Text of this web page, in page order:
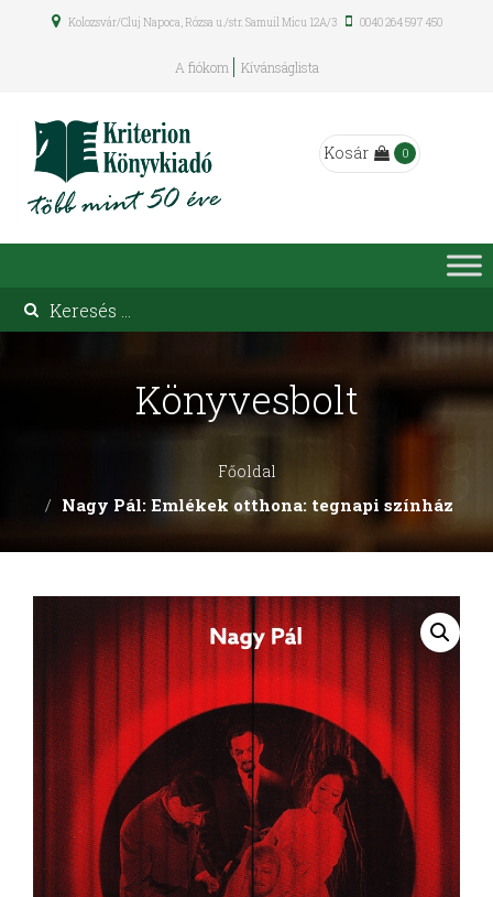
Kolozsvár/Cluj Napoca, Rózsa u./str. Samuil Micu 12A/3 0040 264 597 450
A fiókom Kívánságlista
Kosár 0
Könyvesbolt
Főoldal
Nagy Pál: Emlékek otthona: tegnapi színház